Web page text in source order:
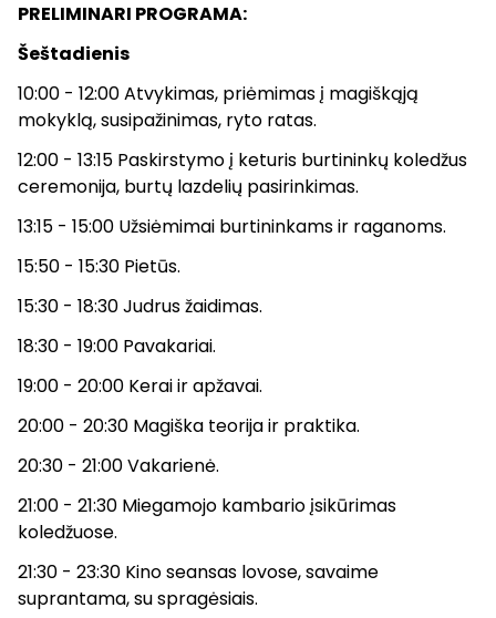
PRELIMINARI PROGRAMA:
Šeštadienis
10:00 - 12:00 Atvykimas, priėmimas į magiškąją
mokyklą, susipažinimas, ryto ratas.
12:00 - 13:15 Paskirstymo į keturis burtininkų koledžus
ceremonija, burtų lazdelių pasirinkimas.
13:15 - 15:00 Užsiėmimai burtininkams ir raganoms.
15:50 - 15:30 Pietūs.
15:30 - 18:30 Judrus žaidimas.
18:30 - 19:00 Pavakariai.
19:00 - 20:00 Kerai ir apžavai.
20:00 - 20:30 Magiška teorija ir praktika.
20:30 - 21:00 Vakarienė.
21:00 - 21:30 Miegamojo kambario įsikūrimas
koledžuose.
21:30 - 23:30 Kino seansas lovose, savaime
suprantama, su spragėsiais.